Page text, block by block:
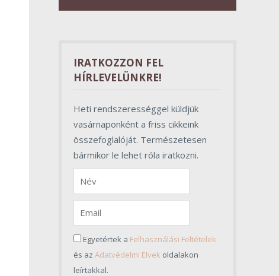
valójában azonban
IRATKOZZON FEL
HÍRLEVELÜNKRE!
Heti rendszerességgel küldjük
vasárnaponként a friss cikkeink
összefoglalóját. Természetesen
bármikor le lehet róla iratkozni.
Egyetértek a Felhasználási Feltételek
és az Adatvédelmi Elvek oldalakon
leírtakkal.